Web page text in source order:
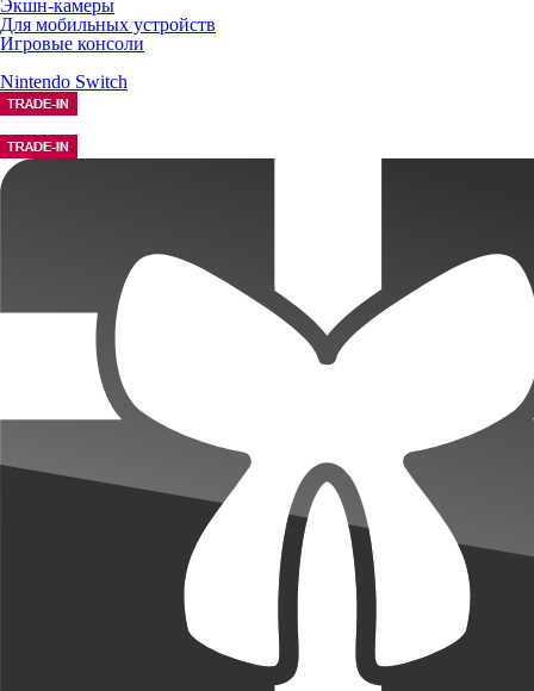
Экшн-камеры
Для мобильных устройств
Игровые консоли
Nintendo Switch